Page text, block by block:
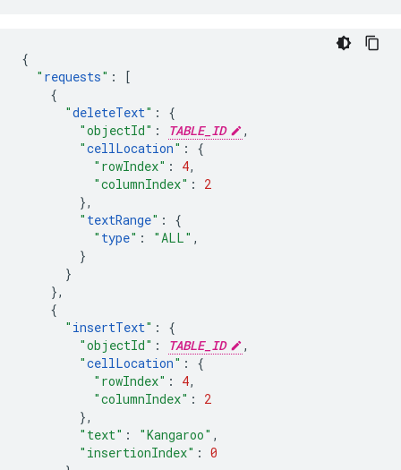
{
" requests" :
[
{
"deleteText" :
{
"objectId" : TABLE_ID
,
"cellLocation" :
{
"rowIndex" : 4,
"columnIndex" :
2
},
" textRange" :
{
" type" : "ALL" ,
}
}
},
{
" insertText" :
{
"objectId" : TABLE_ID
,
"cellLocation" :
{
"rowIndex" : 4,
"columnIndex" :
2
},
"text" : "Kangaroo" ,
"insertionIndex" : 0